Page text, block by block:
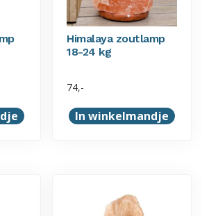
Himalaya zoutlamp
18-24 kg
74,-
In winkelmandje